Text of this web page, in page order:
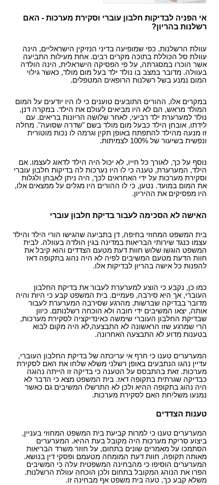
חוק הפיצויים לנפגעי תאונות דרכים
עורך דין תאונת דרכים, עברת תאונה? נשאר לבחור
תקנות פיצויים לנפגעי תאונות דרכים (תשלומים
תכופים)
חוק נפגעי תאונות דרכים (סיוע לבני משפחה)
שאלות ותשובות - נזקי גוף
תביעת פיצויים - דוגמאות
פורום אורטופדיה וכירורגיה
עו"ד?
רשלנות רפואית - ניתוחים
רשלנות רפואית בלידה - הריון
תביעת רשלנות רפואית - הריון, לידה
שיתוק מוחין, פיגור שכלי, תביעת רשלנות רפואית
רשלנות רפואית- ניתוח פלסטי קוסמטי
זכויות החולה- על הזכויות שלנו בתחום הבריאות
מידע על תביעות רשלנות רפואית
ס` 35-36 לחוק הנזיקין
תיעוד חומר רפואי - רשלנות רפואית
חוק זכויות החולה
הקשר בין מחלת הסוכרת לשרות הצבאי
קצין תגמולים - בקשה לעיון נוסף
קצין תגמולים דחה את תביעתך?
נכי צה"ל וחוק הנכים, לאן?
קביעת אחוזי נכות לנפגעי משרד הביטחון - תקנות
נפגעי פעולות איבה - טרור
קצין תגמולים- מידע משפטי ומדריך להגשת תביעה
מאגר חוקים| דיני צבא
נכי צה"ל - דוגמאות לתביעות נכות
קטעי עיתונות
בחירת זכויות לפי חוק הביטוח הלאומי או לפי חוק
הנכים?
תביעות תלמידים - תאונות ילדים
תאונות אופניים
תביעת ביטוח בגין נכות מתאונה ומחלוקת בנוגע
לפרשנות חישוב הפיצוי
פגיעות ברחוב - תאונה בשטח ציבורי
רשלנות מקצועית
זכויות נפגעי עבירה| קורבנות משפט פלילי ועבירות
מין
חוק פיצוי לנפגעי פוליו, התשס"ז-2007
דואר אלקטרוני, חוק הספאם ודואר זבל, עד מתי?
צליפת שוט, פגיעות ראש, זעזוע מוח, פגיעה נפשית
דירוג עורכי דין - פרסום עורכי דין בחינם באינטרנט !
מומחה רפואי - מה תפקידו ?
אי הפניה לבדיקות חלבון עוברי וסקירת מערכות - האם
רשלנות בהריון?
עוולת הרשלנות, כפי שמופיעה בדיני הנזיקין הישראליים, הינה
עוולת סל הכוללת בתוכה מקרים רבים. אחת מעילות התביעה
אשר הוכרו במסגרתה, על פי הפסיקה הישראלית, הינה הולדה
בעוולה. מדובר במצב בו נולד ילד בעל מום מולד, כאשר גילוי
המום נמנע בשל רשלנות הרופאים המטפלים.
במקרים אלו, ההורים התובעים טוענים כי לו היו יודעים על המום
המולד מראש, הם לא היו מביאים לעולם את הילד. במקרה דנן,
נולד למערערת ילד רביעי, לאחר שלושה הריונות בריאים. עם
לידתו, אובחן הילד כבעל מום מולד בשם "שדרה שסועה". מחלה
זו מנעה מהילד להתפתח באופן תקין וגרמה לו נכות מוטורית
ונפשית בשיעור של 100% לצמיתות.
נוסף על כך, לאורך כל חייו, לא יכול היה הילד לדאוג לעצמו. אם
הילד, המערערת, טענה כי לו היו נערכות לה בדיקות חלבון עוברי
וסקירת מערכות על ידי האחראים לכך, היה ניתן לאבחן ולגלות
את המום במועד. נטען, כי לו ההורים היו מגלים על ממצאים אלו,
היו מפסיקים את ההיריון.
האישה לא הסכימה לעבור בדיקת חלבון עוברי
בית המשפט המחוזי בחיפה, דן בתביעה שהגישו הורי הילד והילד
עצמו כנגד שירותי הבריאות במדינה בגין הולדה בעוולה. לבית
המשפט הוגשו שלוש חוות דעת מטעם הצדדים והוא קיבל את
חוות הדעת מטעם המשיבים לפיה לא היה נהוג בתקופה דאז
להפנות כל אישה בהריון לבדיקות אלו.
כמו כן, נקבע כי הוצע למערערת לעבור את בדיקת החלבון
העוברי, אך היא סירבה, פעמיים. בית המשפט קבע כי היות והיה
מדובר בבדיקה שברשות, מהרגע שסירבה המערערת לעבור
אותה, יצאו המשיבים ידי חובה ולא הוכחה רשלנותם. כיוון
שבדיקת החלבון העוברי שימשה כאינדיקציה לסקירת מערכות,
הרי שמרגע שזו הראשונה לא התבצעה,לא היה מקום לבוא
בטענות מדוע לא התבצעה האחרונה.
המערערים טענו כי חרף אי עריכתה של בדיקת החלבון העוברי,
עדיין נהגו הנתבעים באופן רשלני משלא שלחו את האם לסקירת
מערכות. זאת בהתבסס על הטענה כי בדיקה זו הייתה נהוגה
כבדיקה שגרתית בתקופה דאז. בית המשפט מצא כי הדבר לא
היה נהוג בתקופה ההיא ולכן לא התרשלו המשיבים גם כאשר
נמנעו משליחת האם לסקירת מערכות.
טענות הצדדים
המערערים טענו כי למרות קביעת בית המשפט המחוזי בעניין,
ביצוע סריקת מערכות היה מקובל בעת ההיא. המערערים
הסתמכו על מאמרים שונים בתחום, על חוזר משרד הבריאות
מאותה תקופה, חוות דעת המומחה מטעמם ופסקי דין בנושא.
המערערים הוסיפו כי מהבחינה המשפטית עלה כי המשיבים
הפרו את הנוהג המקובל בתחום ולכן הוכחה עוולת הרשלנות.
משלא קבע כך, טעה בית משפט אף מבחינה זו.